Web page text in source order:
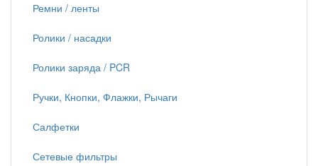
Ремни / ленты
Ролики / насадки
Ролики заряда / PCR
Ручки, Кнопки, Флажки, Рычаги
Салфетки
Сетевые фильтры